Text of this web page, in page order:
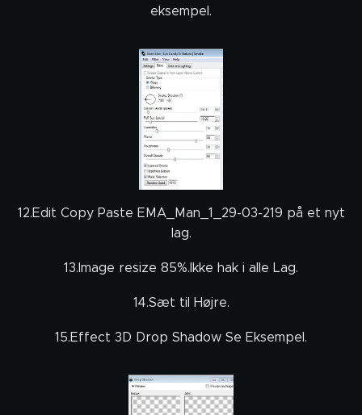
eksempel.
12.Edit Copy Paste EMA_Man_1_29-03-219 på et nyt
lag.
13.Image resize 85%.Ikke hak i alle Lag.
14.Sæt til Højre.
15.Effect 3D Drop Shadow Se Eksempel.